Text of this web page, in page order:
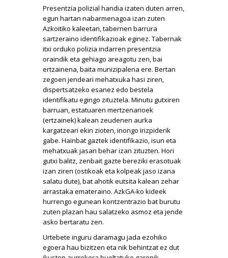
Presentzia polizial handia izaten duten arren,
egun hartan nabarmenagoa izan zuten
Azkoitiko kaleetan, tabernen barrura
sartzeraino identifikazioak eginez. Tabernak
itxi orduko polizia indarren presentzia
oraindik eta gehiago areagotu zen, bai
ertzainena, baita munizipalena ere. Bertan
zegoen jendeari mehatxuka hasi ziren,
dispertsatzeko esanez edo bestela
identifikatu egingo zituztela. Minutu gutxiren
barruan, estatuaren mertzenarioek
(ertzainek) kalean zeudenen aurka
kargatzeari ekin zioten, inongo irizpiderik
gabe. Hainbat gaztek identifikazio, isun eta
mehatxuak jasan behar izan zituzten. Hori
gutxi balitz, zenbait gazte bereziki erasotuak
izan ziren (ostikoak eta kolpeak jaso izana
salatu dute), bat ahotik eutsita kalean zehar
arrastaka emateraino. AzkGA-ko kideek
hurrengo egunean kontzentrazio bat burutu
zuten plazan hau salatzeko asmoz eta jende
asko bertaratu zen.
Urtebete inguru daramagu jada ezohiko
egoera hau bizitzen eta nik behintzat ez dut